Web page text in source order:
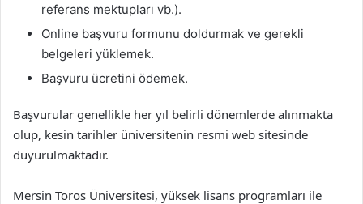
referans mektupları vb.).
Online başvuru formunu doldurmak ve gerekli
belgeleri yüklemek.
Başvuru ücretini ödemek.
Başvurular genellikle her yıl belirli dönemlerde alınmakta
olup, kesin tarihler üniversitenin resmi web sitesinde
duyurulmaktadır.
Mersin Toros Üniversitesi, yüksek lisans programları ile